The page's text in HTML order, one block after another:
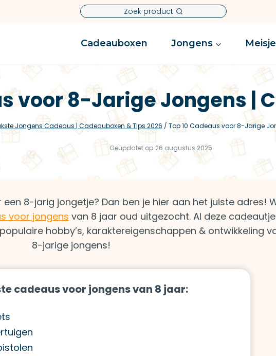
Zoek product
Cadeauboxen Jongens
voor 8-Jarige Jongens |
Jongens Cadeaus | Cadeauboxen & Tips 2026 / Top 10 Cadeaus voor 8-Jarige
Geüpdatet op 26 augustus 2025
8-jarig jongetje? Dan ben je hier aan het juiste adres!
voor jongens van 8 jaar oud uitgezocht. Al deze
hobby’s, karaktereigenschappen & ontwikkeling
8-jarige jongens!
cadeaus voor jongens van 8 jaar: